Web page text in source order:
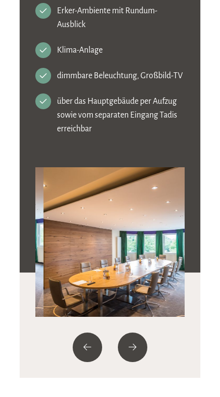
Erker-Ambiente mit Rundum-
Ausblick
Klima-Anlage
dimmbare Beleuchtung, Großbild-TV
über das Hauptgebäude per Aufzug
sowie vom separaten Eingang Tadis
erreichbar